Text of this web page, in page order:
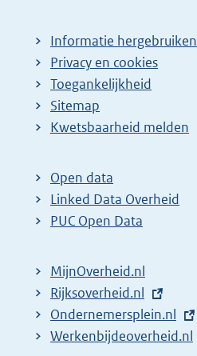
Informatie hergebruiken
Privacy en cookies
Toegankelijkheid
Sitemap
E
t
e
r
l
i
n
k
Kwetsbaarheid melden
Open data
Linked Data Overheid
PUC Open Data
MijnOverheid.nl
E
x
t
Rijksoverheid.nl
E
x
Ondernemersplein.nl
E
Werkenbijdeoverheid.nl